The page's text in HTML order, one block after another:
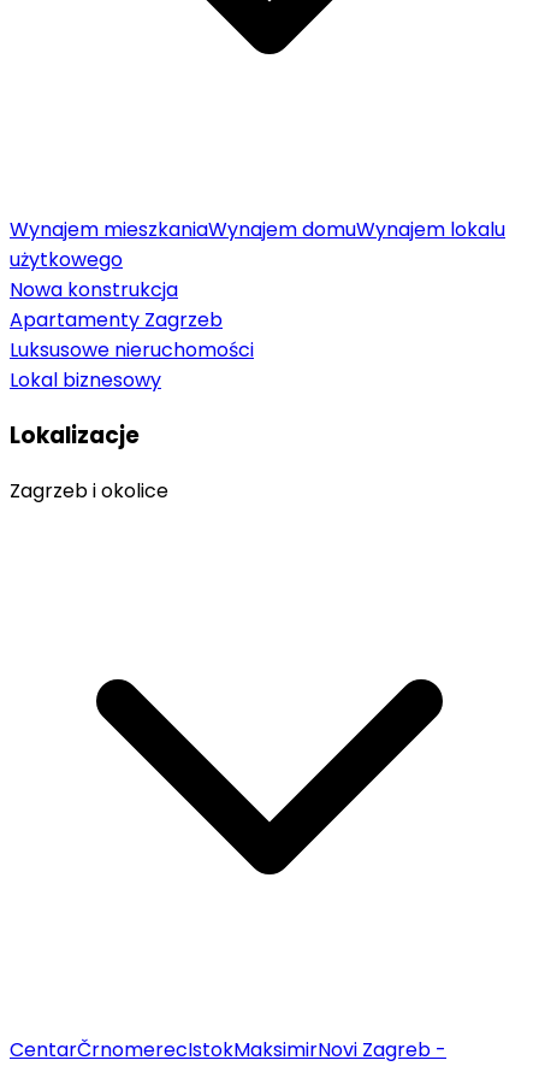
Wynajem mieszkaniaWynajem domuWynajem lokalu
użytkowego
Nowa konstrukcja
Apartamenty Zagrzeb
Luksusowe nieruchomości
Lokal biznesowy
Lokalizacje
Zagrzeb i okolice
CentarČrnomerecIstokMaksimirNovi Zagreb -